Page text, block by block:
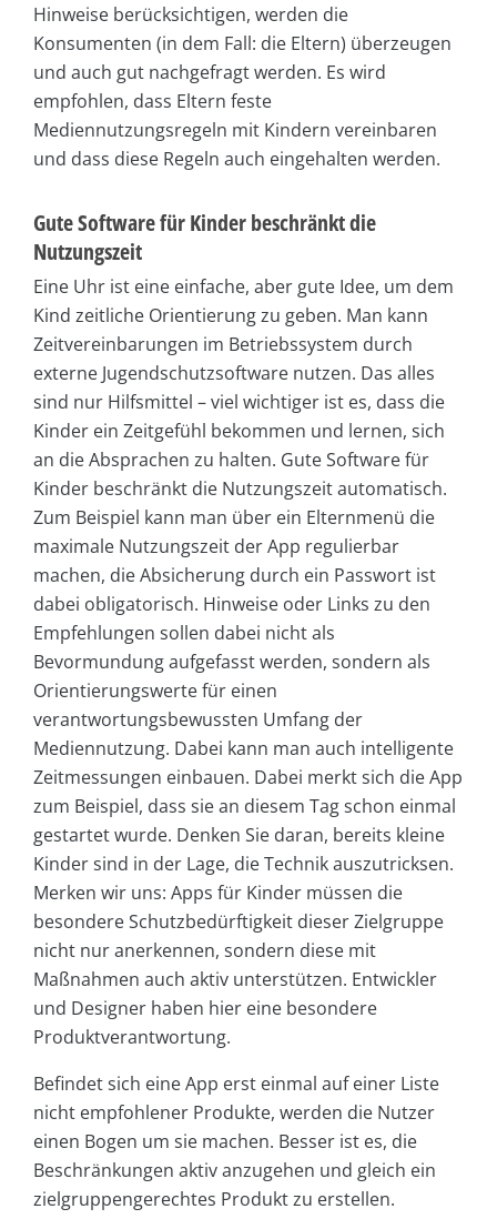
Hinweise berücksichtigen, werden die
Konsumenten (in dem Fall: die Eltern) überzeugen
und auch gut nachgefragt werden. Es wird
empfohlen, dass Eltern feste
Mediennutzungsregeln mit Kindern vereinbaren
und dass diese Regeln auch eingehalten werden.
Gute Software für Kinder beschränkt die
Nutzungszeit
Eine Uhr ist eine einfache, aber gute Idee, um dem
Kind zeitliche Orientierung zu geben. Man kann
Zeitvereinbarungen im Betriebssystem durch
externe Jugendschutzsoftware nutzen. Das alles
sind nur Hilfsmittel – viel wichtiger ist es, dass die
Kinder ein Zeitgefühl bekommen und lernen, sich
an die Absprachen zu halten. Gute Software für
Kinder beschränkt die Nutzungszeit automatisch.
Zum Beispiel kann man über ein Elternmenü die
maximale Nutzungszeit der App regulierbar
machen, die Absicherung durch ein Passwort ist
dabei obligatorisch. Hinweise oder Links zu den
Empfehlungen sollen dabei nicht als
Bevormundung aufgefasst werden, sondern als
Orientierungswerte für einen
verantwortungsbewussten Umfang der
Mediennutzung. Dabei kann man auch intelligente
Zeitmessungen einbauen. Dabei merkt sich die App
zum Beispiel, dass sie an diesem Tag schon einmal
gestartet wurde. Denken Sie daran, bereits kleine
Kinder sind in der Lage, die Technik auszutricksen.
Merken wir uns: Apps für Kinder müssen die
besondere Schutzbedürftigkeit dieser Zielgruppe
nicht nur anerkennen, sondern diese mit
Maßnahmen auch aktiv unterstützen. Entwickler
und Designer haben hier eine besondere
Produktverantwortung.
Befindet sich eine App erst einmal auf einer Liste
nicht empfohlener Produkte, werden die Nutzer
einen Bogen um sie machen. Besser ist es, die
Beschränkungen aktiv anzugehen und gleich ein
zielgruppengerechtes Produkt zu erstellen.